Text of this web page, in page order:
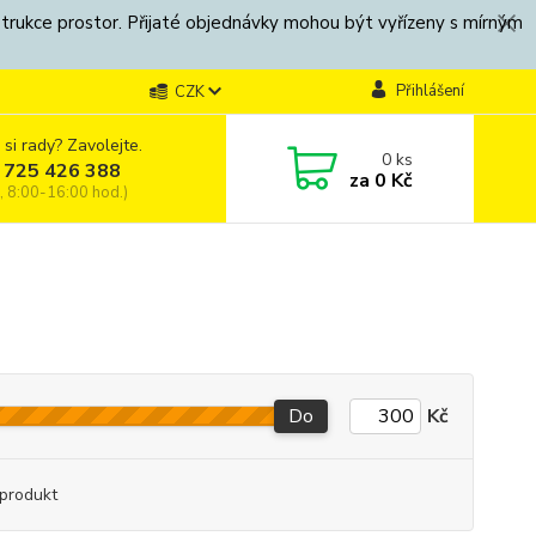
prostor. Přijaté objednávky mohou být vyřízeny s mírným
CZK Přihlášení
rady? Zavolejte.
426 388
8:00-16:00 hod.)
0ks
za 0 Kč
Do Kč